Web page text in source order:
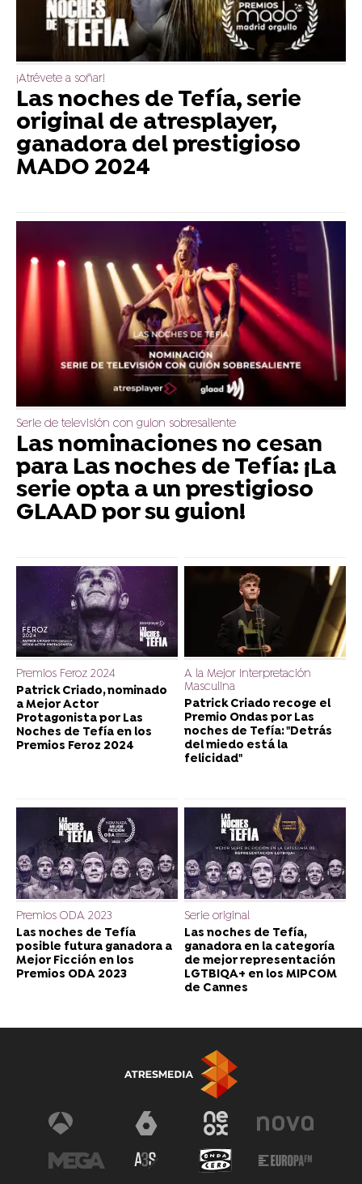
¡Atrévete a soñar!
Las noches de Tefía, serie
original de atresplayer,
ganadora del prestigioso
MADO 2024
Serie de televisión con guion sobresaliente
Las nominaciones no cesan
para Las noches de Tefía: ¡La
serie opta a un prestigioso
GLAAD por su guion!
Premios Feroz 2024
Patrick Criado, nominado
a Mejor Actor
Protagonista por Las
Noches de Tefía en los
Premios Feroz 2024
A la Mejor Interpretación
Masculina
Patrick Criado recoge el
Premio Ondas por Las
noches de Tefía: "Detrás
del miedo está la
felicidad"
Premios ODA 2023
Las noches de Tefía
posible futura ganadora a
Mejor Ficción en los
Premios ODA 2023
Serie original
Las noches de Tefía,
ganadora en la categoría
de mejor representación
LGTBIQA+ en los MIPCOM
de Cannes